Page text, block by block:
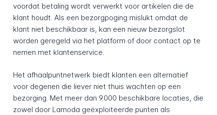
voordat betaling wordt verwerkt voor artikelen die de
klant houdt. Als een bezorgpoging mislukt omdat de
klant niet beschikbaar is, kan een nieuw bezorgslot
worden geregeld via het platform of door contact op te
nemen met klantenservice.
Het afhaalpuntnetwerk biedt klanten een alternatief
voor degenen die liever niet thuis wachten op een
bezorging. Met meer dan 9.000 beschikbare locaties, die
zowel door Lamoda geëxploiteerde punten als